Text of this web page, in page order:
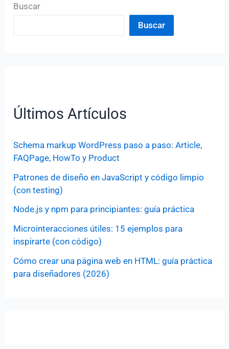
Buscar
Buscar
Últimos Artículos
Schema markup WordPress paso a paso: Article,
FAQPage, HowTo y Product
Patrones de diseño en JavaScript y código limpio
(con testing)
Node.js y npm para principiantes: guía práctica
Microinteracciones útiles: 15 ejemplos para
inspirarte (con código)
Cómo crear una página web en HTML: guía práctica
para diseñadores (2026)